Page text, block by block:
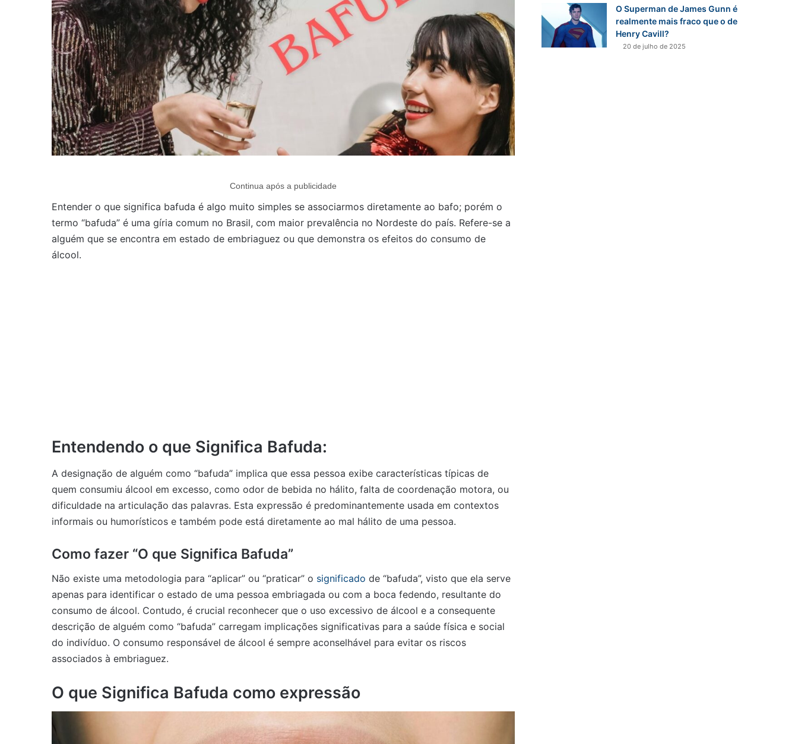
Continua após a publicidade
Entender o que significa bafuda é algo muito simples se associarmos diretamente ao bafo; porém o
termo “bafuda” é uma gíria comum no Brasil, com maior prevalência no Nordeste do país. Refere-se a
alguém que se encontra em estado de embriaguez ou que demonstra os efeitos do consumo de
álcool.
Entendendo o que Significa Bafuda:
A designação de alguém como “bafuda” implica que essa pessoa exibe características típicas de
quem consumiu álcool em excesso, como odor de bebida no hálito, falta de coordenação motora, ou
dificuldade na articulação das palavras. Esta expressão é predominantemente usada em contextos
informais ou humorísticos e também pode está diretamente ao mal hálito de uma pessoa.
Como fazer “O que Significa Bafuda”
Não existe uma metodologia para “aplicar” ou “praticar” o significado de “bafuda”, visto que ela serve
apenas para identificar o estado de uma pessoa embriagada ou com a boca fedendo, resultante do
consumo de álcool. Contudo, é crucial reconhecer que o uso excessivo de álcool e a consequente
descrição de alguém como “bafuda” carregam implicações significativas para a saúde física e social
do indivíduo. O consumo responsável de álcool é sempre aconselhável para evitar os riscos
associados à embriaguez.
O que Significa Bafuda como expressão
O Superman de James Gunn é
realmente mais fraco que o de
Henry Cavill?
20 de julho de 2025